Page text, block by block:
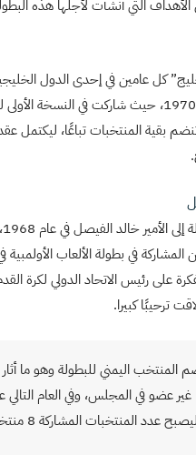
كل عامين في إحدى الدول
بقية المنتخبات تباعًا، ليكتمل عقد
المشاركة في بطولة الألعاب
رئيس الاتحاد الدولي لكرة
ترحيبًا كبيرا.
2003 انضم المنتخب اليمني للبطولة وهو ما
غير عضو في المجلس، وفي العام
عدد المنتخبات المشاركة 8 منتخبات